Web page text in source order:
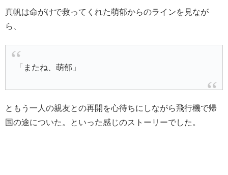
真帆は命がけで救ってくれた萌郁からのラインを見なが
ら、
「またね、萌郁」
ともう一人の親友との再開を心待ちにしながら飛行機で帰
国の途についた。といった感じのストーリーでした。